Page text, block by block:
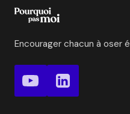
Encourager chacun à oser